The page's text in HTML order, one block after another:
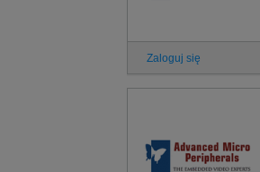
Zaloguj się